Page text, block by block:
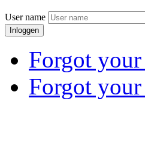
User name
Inloggen
Forgot your
Forgot your